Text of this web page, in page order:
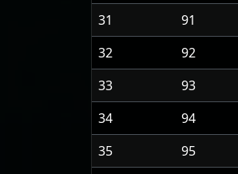
31
91
32
92
33
93
34
94
35
95